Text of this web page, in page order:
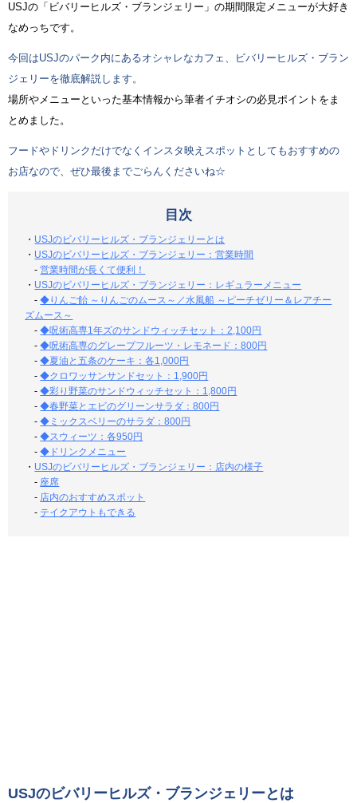
USJの「ビバリーヒルズ・ブランジェリー」の期間限定メニューが大好き
なめっちです。
今回はUSJのパーク内にあるオシャレなカフェ、ビバリーヒルズ・ブラン
ジェリーを徹底解説します。
場所やメニューといった基本情報から筆者イチオシの必見ポイントをま
とめました。
フードやドリンクだけでなくインスタ映えスポットとしてもおすすめの
お店なので、ぜひ最後までごらんくださいね☆
目次
・ USJのビバリーヒルズ・ブランジェリーとは
・ USJのビバリーヒルズ・ブランジェリー：営業時間
-営業時間が長くて便利！
・ USJのビバリーヒルズ・ブランジェリー：レギュラーメニュー
-◆りんご飴 ～りんごのムース～／水風船 ～ピーチゼリー＆レアチー
ズムース～
-◆呪術高専1年ズのサンドウィッチセット：2,100円
-◆呪術高専のグレープフルーツ・レモネード：800円
-◆夏油と五条のケーキ：各1,000円
-◆クロワッサンサンドセット：1,900円
-◆彩り野菜のサンドウィッチセット：1,800円
-◆春野菜とエビのグリーンサラダ：800円
-◆ミックスベリーのサラダ：800円
-◆スウィーツ：各950円
-◆ドリンクメニュー
・ USJのビバリーヒルズ・ブランジェリー：店内の様子
- 座席
- 店内のおすすめスポット
- テイクアウトもできる
USJのビバリーヒルズ・ブランジェリーとは